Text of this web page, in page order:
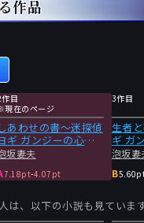
作品
目
現在のページ
しあわせの書〜迷探偵
ギ ガンジーの心霊
坂妻夫
7.18pt-4.07pt
3作目
生者
ギ ガ
泡坂妻
B
、以下の小説も見ています